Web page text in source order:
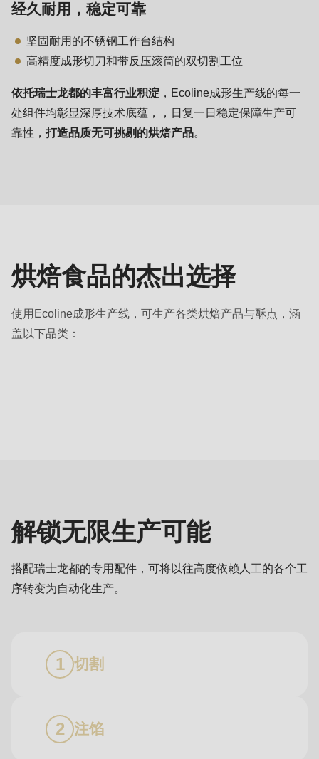
经久耐用，稳定可靠
坚固耐用的不锈钢工作台结构
高精度成形切刀和带反压滚筒的双切割工位
依托瑞士龙都的丰富行业积淀 ，Ecoline成形生产线的每一
处组件均彰显深厚技术底蕴，，日复一日稳定保障生产可
靠性， 打造品质无可挑剔的烘焙产品
烘焙食品的杰出选择
使用Ecoline成形生产线，可生产各类烘焙产品与酥点，涵
盖以下品类：
样
选
解锁无限生产可能
搭配瑞士龙都的专用配件，可将以往高度依赖人工的各个工
序转变为自动化生产。
切割
注馅